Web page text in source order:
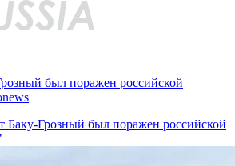
был поражен российской
Баку-Грозный был поражен российской